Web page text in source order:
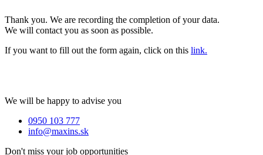
Thank you. We are recording the completion of your data.
We will contact you as soon as possible.
If you want to fill out the form again, click on this link.
We will be happy to advise you
0950 103 777
info@maxins.sk
Don't miss your job opportunities